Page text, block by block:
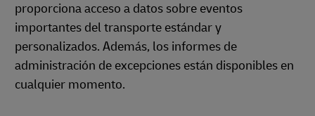
proporciona acceso a datos sobre eventos
importantes del transporte estándar y
personalizados. Además, los informes de
administración de excepciones están disponibles en
cualquier momento.